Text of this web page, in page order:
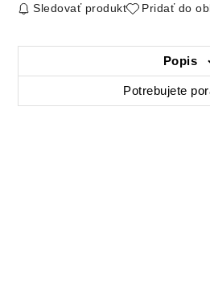
Sledovať produkt Pridať do
Popis
Potrebujete